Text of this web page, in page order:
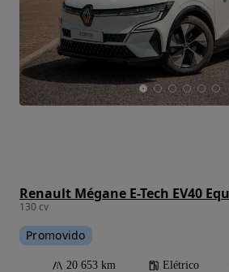
Renault Mégane E-Tech EV40
130 cv
Promovido
20 653 km Elétrico